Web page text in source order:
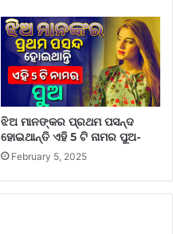
ଝିଅ ମାନଙ୍କର ପ୍ରଥମ ପସନ୍ଦ
ହୋଇଥାନ୍ତି ଏହି 5 ଟି ନାମର ପୁଅ-
February 5, 2025